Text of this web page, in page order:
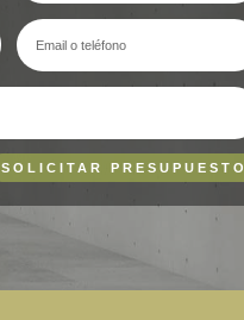
SOLICITAR PRESUPUESTO